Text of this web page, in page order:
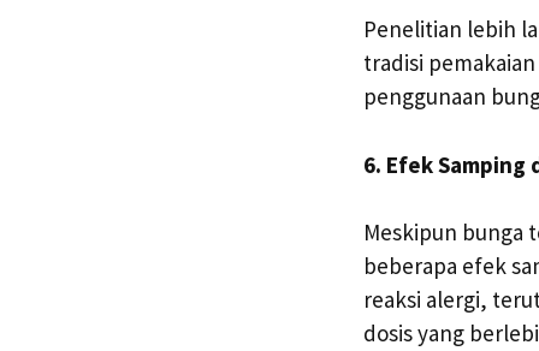
Penelitian lebih
tradisi
penggunaan
6. Efek Samping
Meskipun bunga
beberapa efek
reaksi alergi,
dosis yang